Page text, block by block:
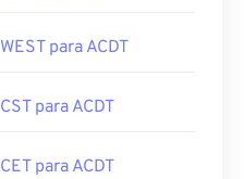
WEST para ACDT
CST para ACDT
CET para ACDT